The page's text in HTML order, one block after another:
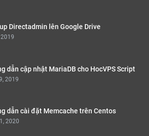
Directadmin lên Google Drive
dẫn cập nhật MariaDB cho HocVPS Script
2019
dẫn cài đặt Memcache trên Centos
2020